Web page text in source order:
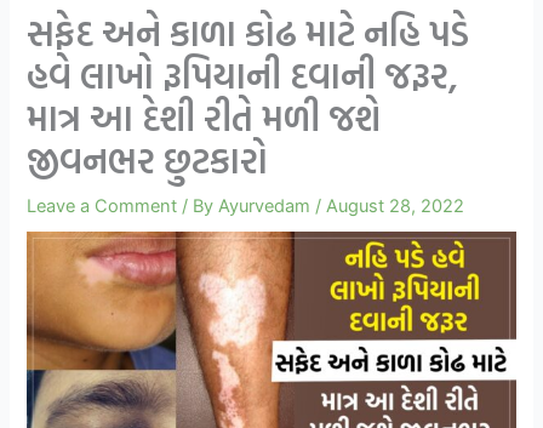
સફેદ અને કાળા કોઢ માટે નહિ પડે
હવે લાખો રૂપિયાની દવાની જરૂર,
માત્ર આ દેશી રીતે મળી જશે
જીવનભર છુટકારો
Leave a Comment / ByAyurvedam /August 28, 2022